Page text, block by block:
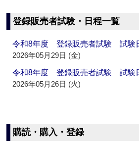
登録販売者試験・日程一覧
令和8年度 登録販売者試験 試験
2026年05月29日 (金)
令和8年度 登録販売者試験 試験
2026年05月26日 (火)
購読・購入・登録